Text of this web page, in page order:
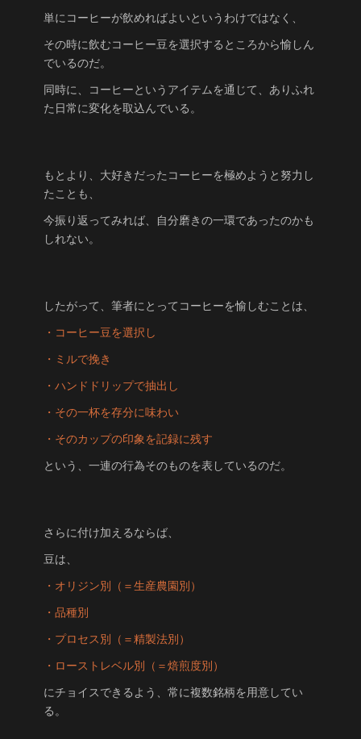
単にコーヒーが飲めればよいというわけではなく、
その時に飲むコーヒー豆を選択するところから愉しん
でいるのだ。
同時に、コーヒーというアイテムを通じて、ありふれ
た日常に変化を取込んでいる。
もとより、大好きだったコーヒーを極めようと努力し
たことも、
今振り返ってみれば、自分磨きの一環であったのかも
しれない。
したがって、筆者にとってコーヒーを愉しむことは、
・コーヒー豆を選択し
・ミルで挽き
・ハンドドリップで抽出し
・その一杯を存分に味わい
・そのカップの印象を記録に残す
という、一連の行為そのものを表しているのだ。
さらに付け加えるならば、
豆は、
・オリジン別（＝生産農園別）
・品種別
・プロセス別（＝精製法別）
・ローストレベル別（＝焙煎度別）
にチョイスできるよう、常に複数銘柄を用意してい
る。